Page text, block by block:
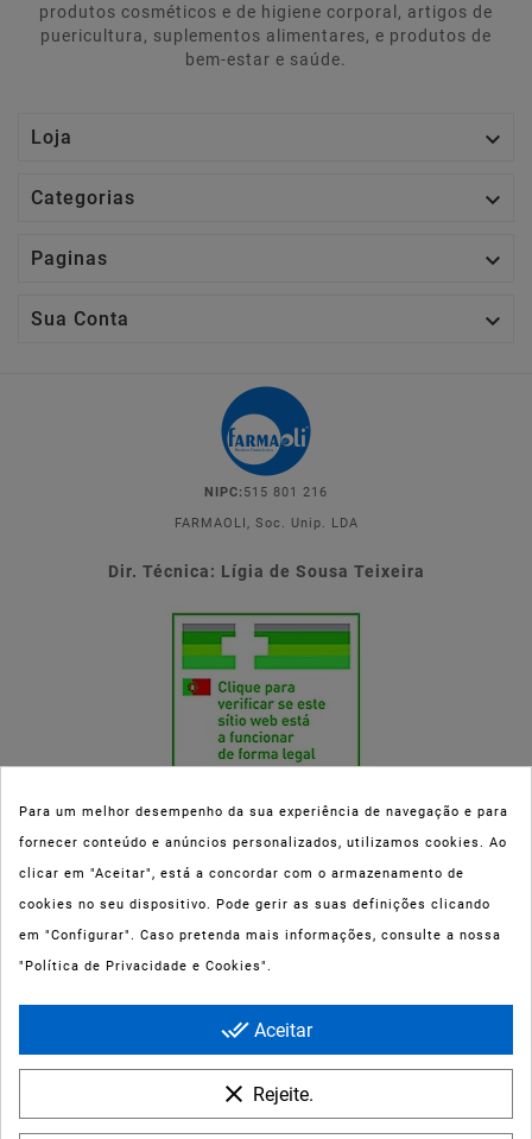
produtos cosméticos e de higiene corporal, artigos de
puericultura, suplementos alimentares, e produtos de
bem-estar e saúde.
Loja 
Categorias 
Paginas 
Sua Conta 
NIPC: 515 801 216
FARMAOLI, Soc. Unip. LDA
Dir. Técnica: Lígia de Sousa Teixeira
Esta parafarmácia (Farmaoli) encontra-se autorizada pelo INFARMED
(registo nº 00078/2020) para a dispensa de Medicamentos Não
Sujeitos a Receita Médica (MNSRM) e produtos de saúde e bem-estar
ao domicílio e através da internet. Os Medicamentos Não Sujeitos a
Maia, Matosinhos, Gondomar e Vila Nova de Gaia.
Para um melhor desempenho da sua experiência de navegação e para
fornecer conteúdo e anúncios personalizados, utilizamos cookies. Ao
clicar em "Aceitar", está a concordar com o armazenamento de
cookies no seu dispositivo. Pode gerir as suas definições clicando
em "Configurar". Caso pretenda mais informações, consulte a nossa
"Política de Privacidade e Cookies".
done_all Aceitar
clear Rejeite.